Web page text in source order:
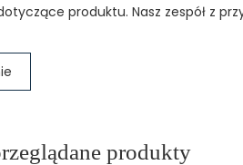
produktu. Nasz zespół z
produkty